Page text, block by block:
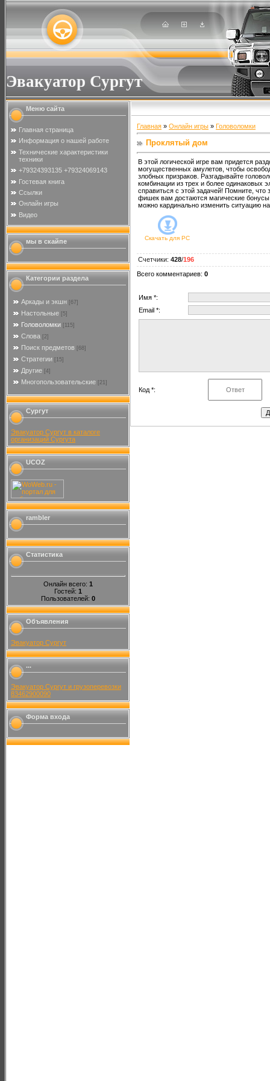
Эвакуатор Сургут
Меню сайта
Главная страница
Информация о нашей работе
Технические характеристики
техники
+79324393135 +79324069143
Гостевая книга
Ссылки
Онлайн игры
Видео
мы в скайпе
Категории раздела
Аркады и экшн [67]
Настольные [5]
Головоломки [115]
Слова [2]
Поиск предметов [68]
Стратегии [15]
Другие [4]
Многопользовательские [21]
Сургут
Эвакуатор Сургут в каталоге
организаций Сургута
UCOZ
rambler
Статистика
Онлайн всего: 1
Гостей: 1
Пользователей: 0
Объявления
Эвакуатор Сургут
...
Эвакуатор Сургут и грузоперевозки
83462900090
Форма входа
Главная » Онлайн игры » Головоломки
Проклятый дом
В этой логической игре вам придется
могущественных амулетов, чтобы
злобных призраков. Разгадывайте
комбинации из трех и более одинаковых
справиться с этой задачей! Помните, что
фишек вам достаются магические
можно кардинально изменить ситуацию
Скачать для PC
Счетчики: 428/196
Всего комментариев: 0
Имя *:
Email *:
Код *: